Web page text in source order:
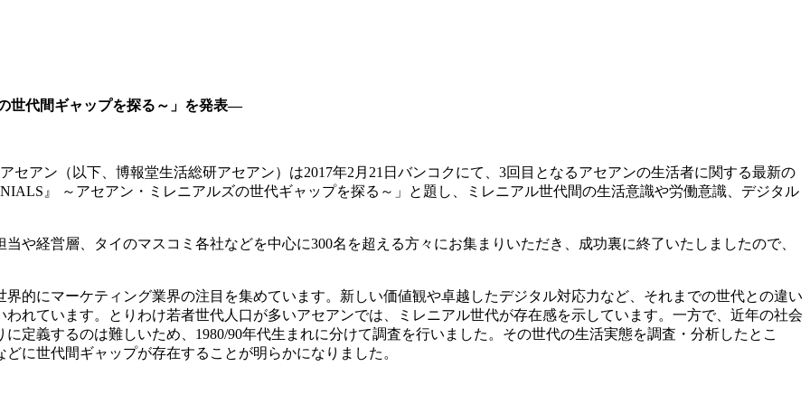
世代間ギャップを探る～」を発表―
セアン（以下、博報堂生活総研アセアン）は2017年2月21日バンコクにて、3回目となるアセアンの生活者に関する最新の
』 ～アセアン・ミレニアルズの世代ギャップを探る～」と題し、ミレニアル世代間の生活意識や労働意識、デジタル
や経営層、タイのマスコミ各社などを中心に300名を超える方々にお集まりいただき、成功裏に終了いたしましたので、
界的にマーケティング業界の注目を集めています。新しい価値観や卓越したデジタル対応力など、それまでの世代との違い
れています。とりわけ若者世代人口が多いアセアンでは、ミレニアル世代が存在感を示しています。一方で、近年の社会
定義するのは難しいため、1980/90年代生まれに分けて調査を行いました。その世代の生活実態を調査・分析したとこ
に世代間ギャップが存在することが明らかになりました。